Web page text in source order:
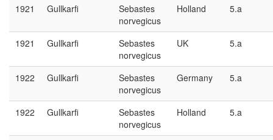
1921 Gullkarfi
Sebastes
norvegicus
Holland 5.a
1921 Gullkarfi
Sebastes
norvegicus
UK 5.a
1922 Gullkarfi
Sebastes
norvegicus
Germany 5.a
1922 Gullkarfi
Sebastes
norvegicus
Holland 5.a